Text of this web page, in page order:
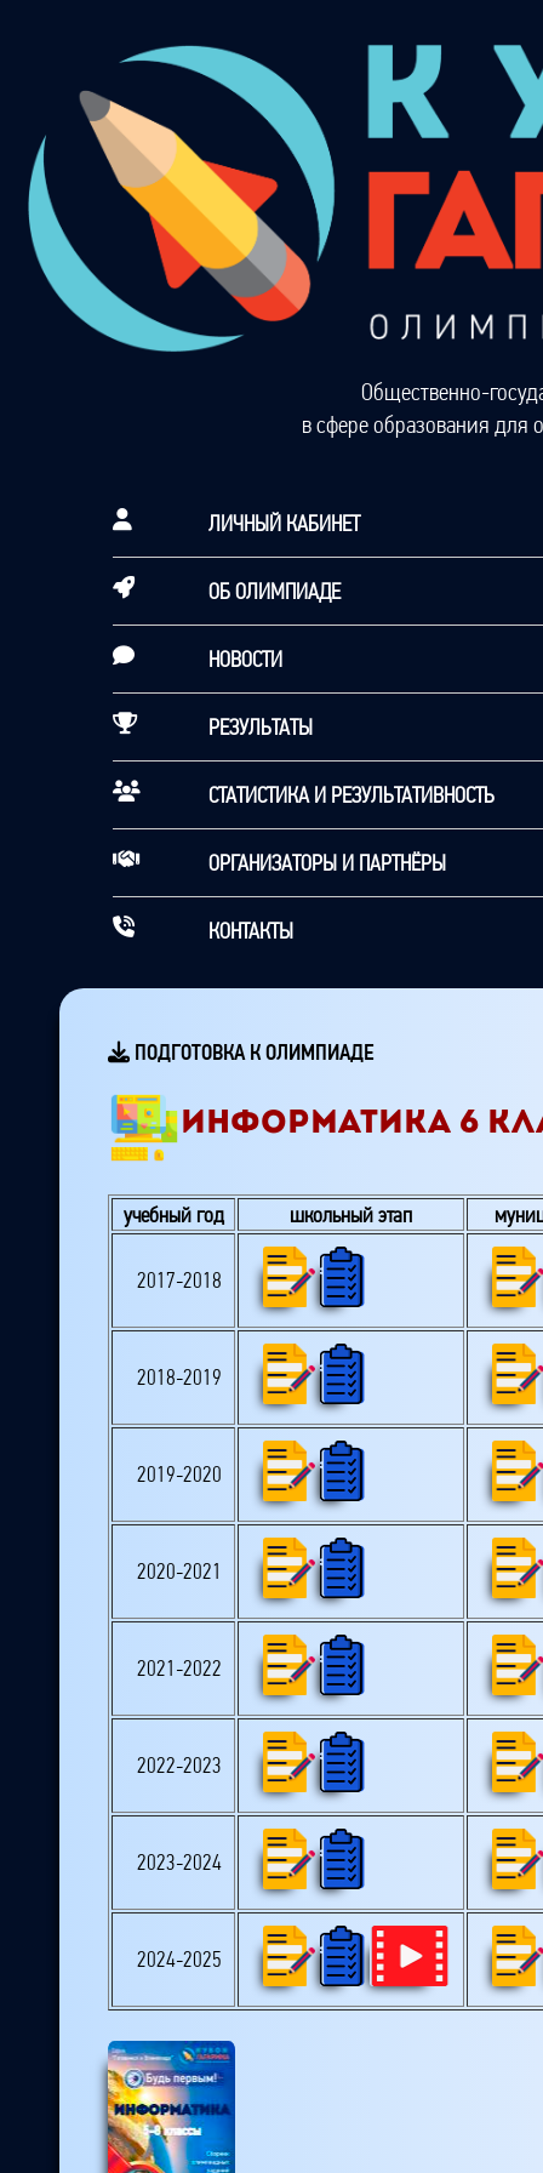
Общественно-
в сфере образования для
ЛИЧНЫЙ КАБИНЕТ
ОБ ОЛИМПИАДЕ
НОВОСТИ
РЕЗУЛЬТАТЫ
СТАТИСТИКА И РЕЗУЛЬТАТИВНОСТЬ
ОРГАНИЗАТОРЫ И ПАРТНЁРЫ
КОНТАКТЫ
ПОДГОТОВКА К ОЛИМПИАДЕ
ИНФОРМАТИКА 6
учебный год школьный этап
2017-2018
2018-2019
2019-2020
2020-2021
2021-2022
2022-2023
2023-2024
2024-2025